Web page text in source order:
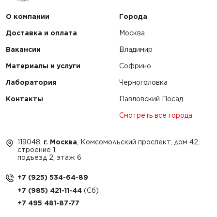
О компании
Доставка и оплата
Вакансии
Материалы и услуги
Лаборатория
Контакты
Города
Москва
Владимир
Софрино
Черноголовка
Павловский Посад
Смотреть все города
119048, г. Москва , Комсомольский проспект, дом 42,
строение 1,
подъезд 2, этаж 6
+7 (925) 534-64-89
+7 (985) 421-11-44
+7 495 481-87-77